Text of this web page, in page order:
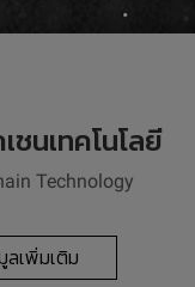
ชนเทคโนโลยี
Technology
ลเพิ่มเติม